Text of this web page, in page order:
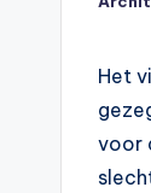
Het
voor